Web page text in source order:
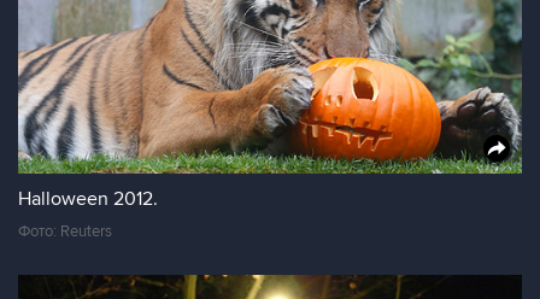
Halloween 2012.
Фото: Reuters